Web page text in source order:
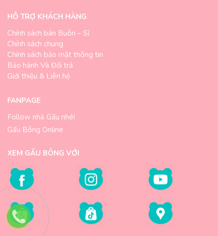
HỖ TRỢ KHÁCH HÀNG
Chính sách bán Buôn – Sỉ
Chính sách chung
Chính sách bảo mật thông tin
Bảo hành Và Đổi trả
Giới thiệu & Liên hệ
FANPAGE
Follow nhà Gấu nhé!
Gấu Bông Online
XEM GẤU BÔNG VỚI